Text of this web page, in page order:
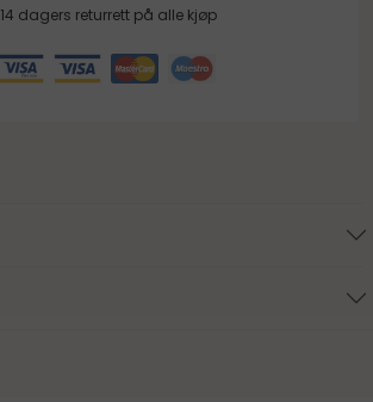
14 dagers returrett på alle kjøp